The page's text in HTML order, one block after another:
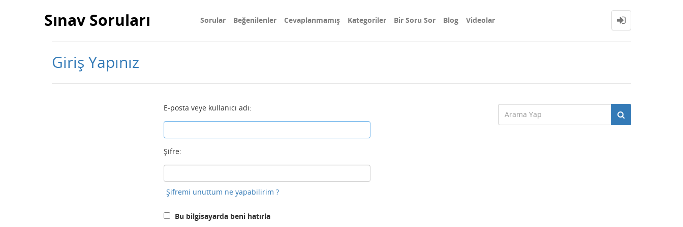
Sınav Soruları Sorular Beğenilenler Cevaplanmamış Kategoriler Bir Soru Sor Blog Videolar
Giriş Yapınız
E-posta veye kullanıcı adı:
Şifre:
Şifremi unuttum ne yapabilirim ?
Bu bilgisayarda beni hatırla